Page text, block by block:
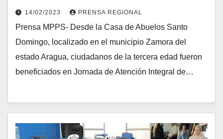
Domingo
14/02/2023 PRENSA REGIONAL
Prensa MPPS- Desde la Casa de Abuelos Santo
Domingo, localizado en el municipio Zamora del
estado Aragua, ciudadanos de la tercera edad fueron
beneficiados en Jornada de Atención Integral de…